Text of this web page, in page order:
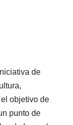
de
objetivo de
punto de